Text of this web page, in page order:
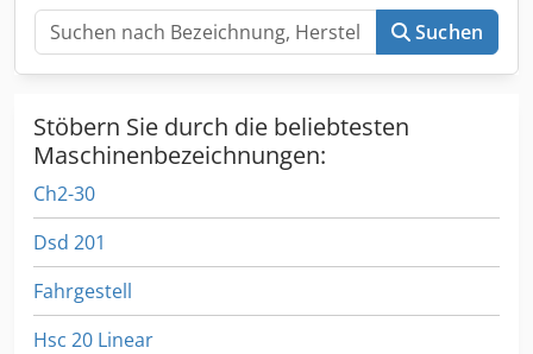
Suchen
Stöbern Sie durch die beliebtesten
Maschinenbezeichnungen:
Ch2-30
Dsd 201
Fahrgestell
Hsc 20 Linear